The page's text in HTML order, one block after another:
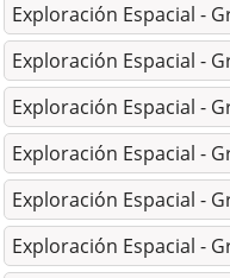
Exploración Espacial -
Exploración Espacial -
Exploración Espacial -
Exploración Espacial -
Exploración Espacial -
Exploración Espacial -